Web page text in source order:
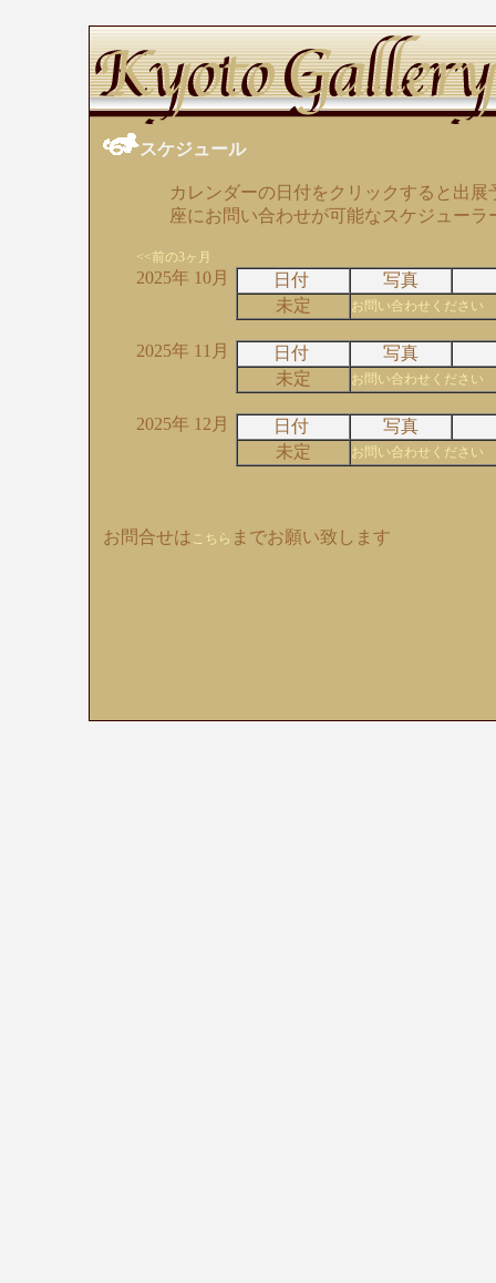
スケジュール
カレンダーの日付をクリックすると出
座にお問い合わせが可能なスケジュー
<<前の3ヶ月
2025年 10月 日付
写真
未定
お問い合わせください
2025年 11月 日付
写真
未定
お問い合わせください
2025年 12月 日付
写真
未定
お問い合わせください
お問合せは こちら までお願い致します